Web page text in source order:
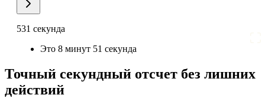
531 секунда
Это 8 минут 51 секунда
Точный секундный отсчет без лишних
действий